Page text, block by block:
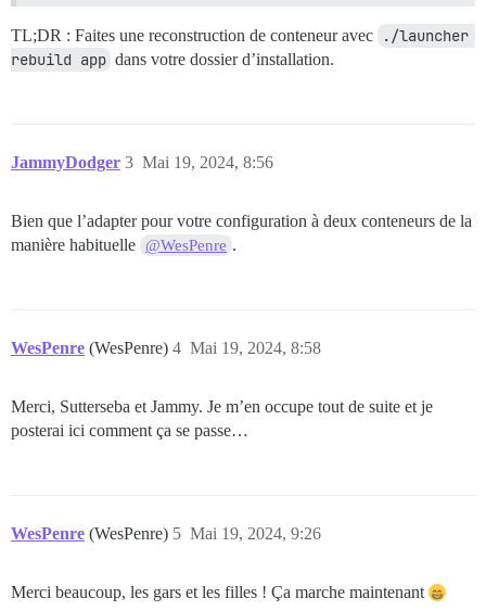
TL;DR : Faites une reconstruction de conteneur avec
./launcher
rebuild app dans votre dossier d’installation.
JammyDodger Mai 19, 2024, 8:56
3
Bien que l’adapter pour votre configuration à deux conteneurs de la
manière habituelle @WesPenre .
WesPenre (WesPenre) Mai 19, 2024, 8:58
4
Merci, Sutterseba et Jammy. Je m’en occupe tout de suite et je
posterai ici comment ça se passe…
WesPenre (WesPenre) Mai 19, 2024, 9:26
5
Merci beaucoup, les gars et les filles ! Ça marche maintenant